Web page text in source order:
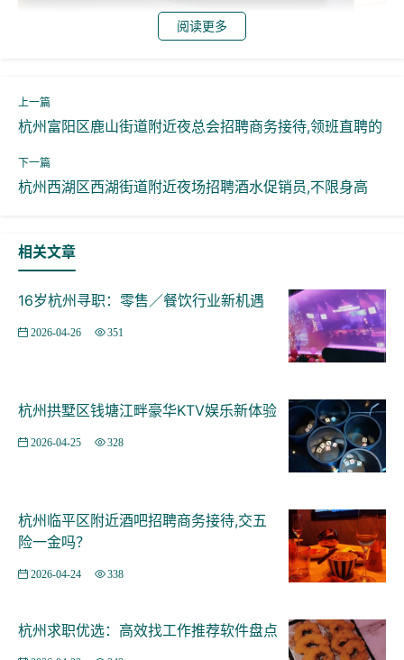
音响效果很好，不错的地方，还不错吧价格在那边下次还
会去杭州富阳区渔山乡附近酒吧招聘商务礼仪,(不需要工
作服) 去了一次，挺好的，团购方便很多，还送了小吃，
阅读更多
杭州富阳区鹿山街道附近夜总会招聘商务接待,领班直聘的
杭州西湖区西湖街道附近夜场招聘酒水促销员,不限身高
相关文章
16岁杭州寻职：零售／餐饮行业新机遇
2026-04-26 351
杭州拱墅区钱塘江畔豪华KTV娱乐新体验
2026-04-25 328
杭州临平区附近酒吧招聘商务接待,交五
险一金吗？
2026-04-24 338
杭州求职优选：高效找工作推荐软件盘点